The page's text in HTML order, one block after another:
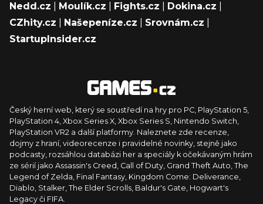
Nedd.cz
Moulík.cz Fights.cz Dokina.cz
CZhity.cz
Našepeníze.cz Srovnám.cz
StartupInsider.cz
Český herní web, který se soustředí na hry pro PC, PlayStation 5,
PlayStation 4, Xbox Series X, Xbox Series S, Nintendo Switch,
PlayStation VR2 a další platformy. Naleznete zde recenze,
dojmy z hraní, videorecenze i pravidelné novinky, stejně jako
podcasty, rozsáhlou databázi her a speciály k očekávaným hrám
ze sérií jako Assassin's Creed, Call of Duty, Grand Theft Auto, The
Legend of Zelda, Final Fantasy, Kingdom Come: Deliverance,
Diablo, Stalker, The Elder Scrolls, Baldur's Gate, Hogwart's
Legacy či FIFA.